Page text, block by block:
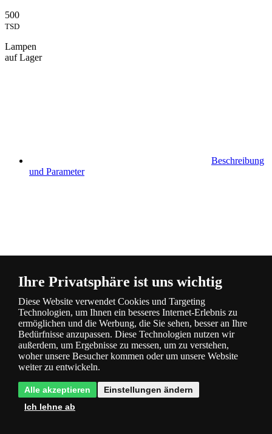
500
TSD
Lampen
auf Lager
Beschreibung
und Parameter
Bewertung
Ihre Privatsphäre ist uns wichtig
Diese Website verwendet Cookies und Targeting
Technologien, um Ihnen ein besseres Internet-Erlebnis zu
ermöglichen und die Werbung, die Sie sehen, besser an Ihre
Bedürfnisse anzupassen. Diese Technologien nutzen wir
außerdem, um Ergebnisse zu messen, um zu verstehen,
woher unsere Besucher kommen oder um unsere Website
weiter zu entwickeln.
Alle akzeptieren
Einstellungen ändern
Ich lehne ab